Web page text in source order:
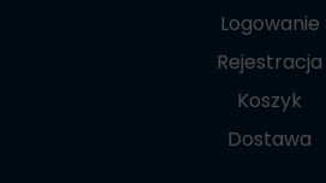
Logowanie
Rejestracja
Koszyk
Dostawa